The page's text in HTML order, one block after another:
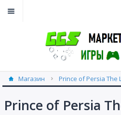
Магазин Prince of Persia The
Prince of Persia